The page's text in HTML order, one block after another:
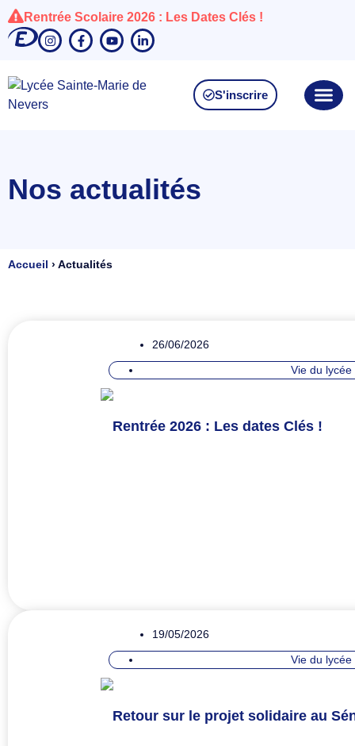
Rentrée Scolaire 2026 : Les Dates Clés !
S'inscrire
Nos actualités
Accueil › Actualités
26/06/2026
Vie du lycée
Rentrée 2026 : Les dates Clés !
19/05/2026
Vie du lycée
Retour sur le projet solidaire au